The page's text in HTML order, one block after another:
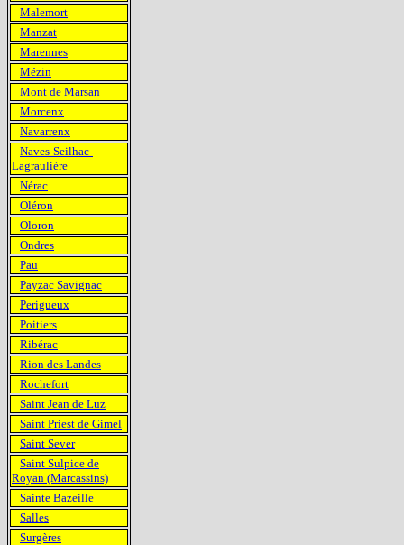
Malemort
Manzat
Marennes
Mézin
Mont de Marsan
Morcenx
Navarrenx
Naves-Seilhac-
Lagraulière
Nérac
Oléron
Oloron
Ondres
Pau
Payzac Savignac
Perigueux
Poitiers
Ribérac
Rion des Landes
Rochefort
Saint Jean de Luz
Saint Priest de Gimel
Saint Sever
Saint Sulpice de
Royan (Marcassins)
Sainte Bazeille
Salles
Surgères